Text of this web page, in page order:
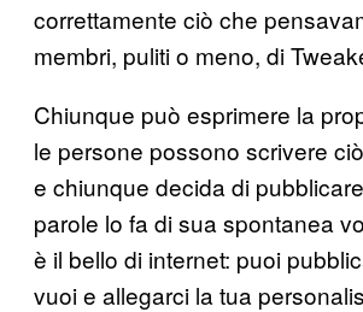
correttamente ciò che
membri, puliti o meno, di
Chiunque può esprimere la
le persone possono scrivere
e chiunque decida di
parole lo fa di sua spontanea
è il bello di internet: puoi
vuoi e allegarci la tua